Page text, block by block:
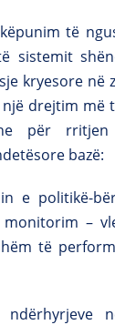
të
sistemit
kryesore në
drejtim më
për
bazë:
e politikë-
monitorim –
të
ndërhyrjeve